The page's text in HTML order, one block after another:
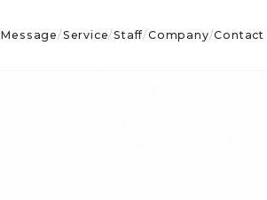
Message/Service/Staff/Company/Contact